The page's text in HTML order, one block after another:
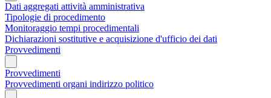
Dati aggregati attività amministrativa
Tipologie di procedimento
Monitoraggio tempi procedimentali
Dichiarazioni sostitutive e acquisizione d'ufficio dei dati
Provvedimenti
Provvedimenti
Provvedimenti organi indirizzo politico